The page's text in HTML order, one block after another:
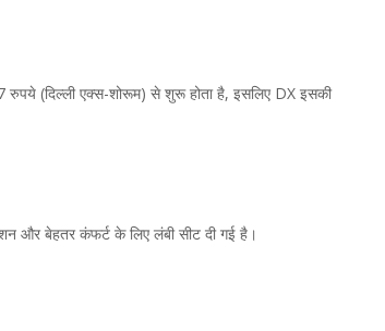
रुपये (दिल्ली एक्स-शोरूम) से शुरू होता है, इसलिए DX इसकी
बेहतर कंफर्ट के लिए लंबी सीट दी गई है।